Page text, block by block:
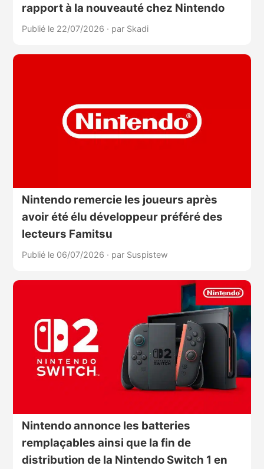
rapport à la nouveauté chez Nintendo
Publié le 22/07/2026 · par Skadi
Nintendo remercie les joueurs après
avoir été élu développeur préféré des
lecteurs Famitsu
Publié le 06/07/2026 · par Suspistew
Nintendo annonce les batteries
remplaçables ainsi que la fin de
distribution de la Nintendo Switch 1 en